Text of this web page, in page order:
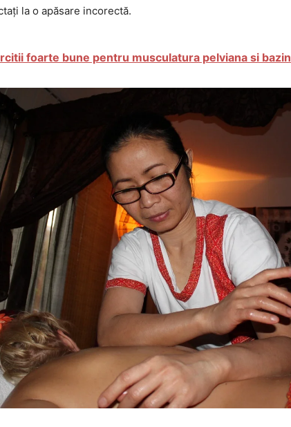
la o apăsare incorectă.
foarte bune pentru musculatura pelviana si bazin